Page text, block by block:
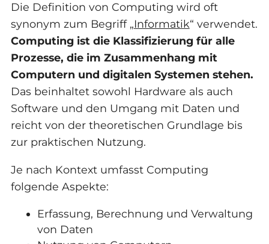
Die Definition von Computing wird oft
synonym zum Begriff „Informatik“ verwendet.
Computing ist die Klassifizierung für alle
Prozesse, die im Zusammenhang mit
Computern und digitalen Systemen stehen.
Das beinhaltet sowohl Hardware als auch
Software und den Umgang mit Daten und
reicht von der theoretischen Grundlage bis
zur praktischen Nutzung.
Je nach Kontext umfasst Computing
folgende Aspekte:
Erfassung, Berechnung und Verwaltung
von Daten